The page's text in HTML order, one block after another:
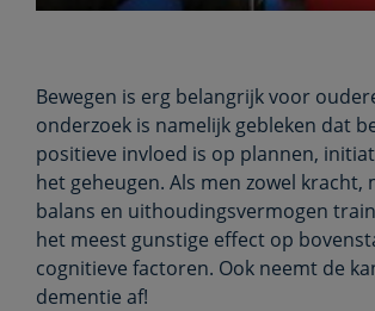
Bewegen is erg belangrijk voor
onderzoek is namelijk gebleken dat
positieve invloed is op plannen,
het geheugen. Als men zowel kracht,
balans en uithoudingsvermogen
het meest gunstige effect op
cognitieve factoren. Ook neemt de
dementie af!